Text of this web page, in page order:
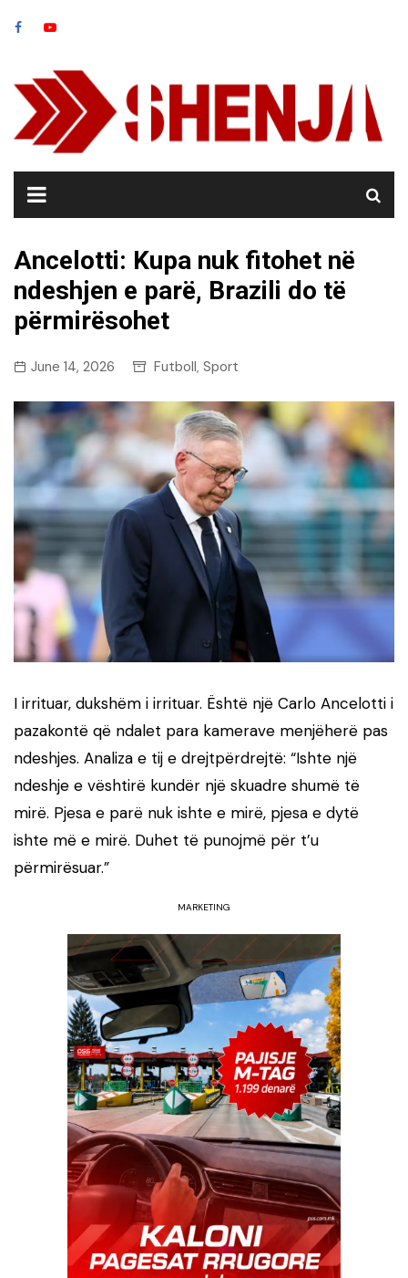
Ancelotti: Kupa nuk fitohet në
ndeshjen e parë, Brazili do të
përmirësohet
June 14, 2026 Futboll, Sport
I irrituar, dukshëm i irrituar. Është një Carlo Ancelotti i
pazakontë që ndalet para kamerave menjëherë pas
ndeshjes. Analiza e tij e drejtpërdrejtë: “Ishte një
ndeshje e vështirë kundër një skuadre shumë të
mirë. Pjesa e parë nuk ishte e mirë, pjesa e dytë
ishte më e mirë. Duhet të punojmë për t’u
përmirësuar.”
MARKETING